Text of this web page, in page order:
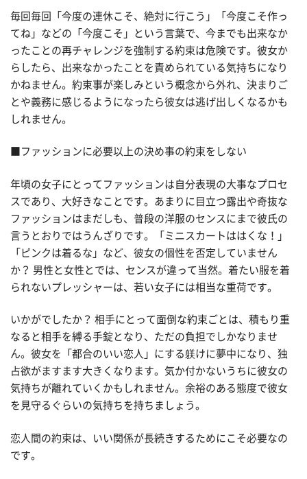
毎回毎回「今度の連休こそ、絶対に行こう」「今度こそ作っ
てね」などの「今度こそ」という言葉で、今までも出来なか
ったことの再チャレンジを強制する約束は危険です。彼女か
らしたら、出来なかったことを責められている気持ちになり
かねません。約束事が楽しみという概念から外れ、決まりご
とや義務に感じるようになったら彼女は逃げ出しくなるかも
しれません。
■ファッションに必要以上の決め事の約束をしない
年頃の女子にとってファッションは自分表現の大事なプロセ
スであり、大好きなことです。あまりに目立つ露出や奇抜な
ファッションはまだしも、普段の洋服のセンスにまで彼氏の
言うとおりではうんざりです。「ミニスカートははくな！」
「ピンクは着るな」など、彼女の個性を否定していません
か？ 男性と女性とでは、センスが違って当然。着たい服を着
られないプレッシャーは、若い女子には相当な重荷です。
いかがでしたか？ 相手にとって面倒な約束ごとは、積もり重
なると相手を縛る手錠となり、ただの負担でしかなりませ
ん。彼女を「都合のいい恋人」にする躾けに夢中になり、独
占欲がますます大きくなります。気か付かないうちに彼女の
気持ちが離れていくかもしれません。余裕のある態度で彼女
を見守るぐらいの気持ちを持ちましょう。
恋人間の約束は、いい関係が長続きするためにこそ必要なの
です。